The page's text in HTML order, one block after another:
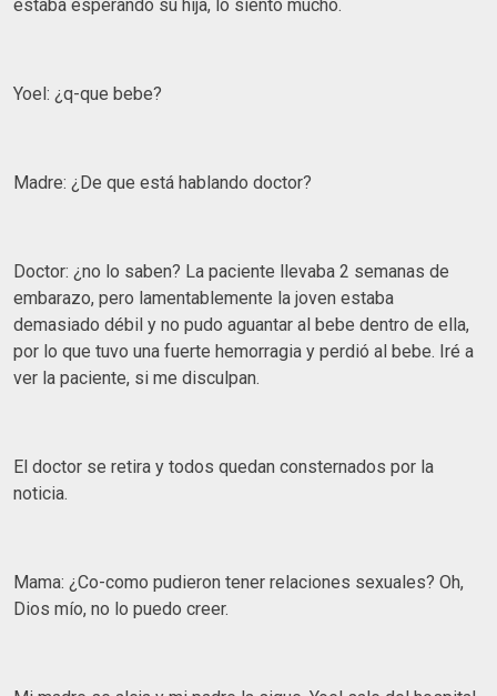
estaba esperando su hija, lo siento mucho.
Yoel: ¿q-que bebe?
Madre: ¿De que está hablando doctor?
Doctor: ¿no lo saben? La paciente llevaba 2 semanas de
embarazo, pero lamentablemente la joven estaba
demasiado débil y no pudo aguantar al bebe dentro de ella,
por lo que tuvo una fuerte hemorragia y perdió al bebe. Iré a
ver la paciente, si me disculpan.
El doctor se retira y todos quedan consternados por la
noticia.
Mama: ¿Co-como pudieron tener relaciones sexuales? Oh,
Dios mío, no lo puedo creer.